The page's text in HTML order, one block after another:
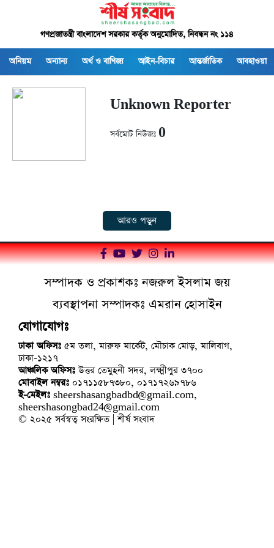
গণপ্রজাতন্ত্রী বাংলাদেশ সরকার কর্তৃক অনুমোদিত, নিবন্ধন নং ১১৪
অনিয়ম অন্যান্য অর্থ ও বাণিজ্য আইন-বিচার আন্তর্জাতিক আবহাওয়া
Unknown Reporter
সর্বমোট নিউজঃ 0
আরও পড়ুন
সম্পাদক ও প্রকাশকঃ নজরুল ইসলাম জয়
ব্যবস্থাপনা সম্পাদকঃ এমরান হোসাইন
যোগাযোগঃ
ঢাকা অফিসঃ ৫ম তলা, মারুফ মার্কেট, মৌচাক মোড়, মালিবাগ,
ঢাকা-১২১৭
আঞ্চলিক অফিসঃউত্তর তেমুহনী সদর, লক্ষ্মীপুর ৩৭০০
মোবাইল নম্বরঃ ০১৭১১৫৮৭৩৮০, ০১৭১৭২৬৯৭৮৬
ই-মেইলঃ sheershasangbadbd@gmail.com,
sheershasongbad24@gmail.com
© ২০২৫ সর্বস্বত্ব সংরক্ষিত | শীর্ষ সংবাদ